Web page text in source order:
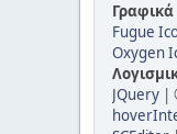
Γραφικά
Fugue
Oxygen
JQuery |